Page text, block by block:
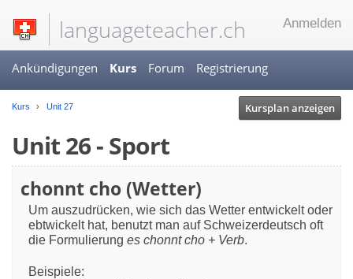
languageteacher.ch Anmelden
Ankündigungen Kurs Forum Registrierung
Kursplan anzeigen
Kurs Unit 27
Unit 26 - Sport
chonnt cho (Wetter)
Um auszudrücken, wie sich das Wetter entwickelt oder
ebtwickelt hat, benutzt man auf Schweizerdeutsch oft
die Formulierung es chonnt cho + Verb.
Beispiele: